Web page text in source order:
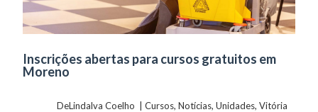
Inscrições abertas para cursos gratuitos em
Moreno
	    	DeLindalva Coelho  |
Cursos, Notícias, Unidades, Vitória